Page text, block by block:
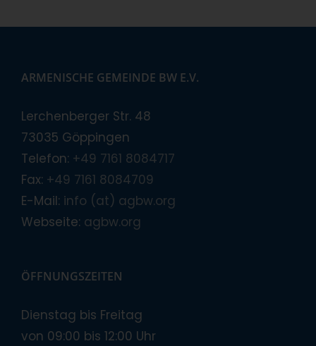
ARMENISCHE GEMEINDE BW E.V.
Lerchenberger Str. 48
73035 Göppingen
Telefon: +49 7161 8084717
Fax: +49 7161 8084709
E-Mail: info (at) agbw.org
Webseite: agbw.org
ÖFFNUNGSZEITEN
Dienstag bis Freitag
von 09:00 bis 12:00 Uhr